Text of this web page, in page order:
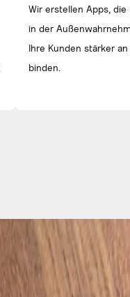
Wir erstellen Apps, die
in der
Ihre Kunden stärker
binden.